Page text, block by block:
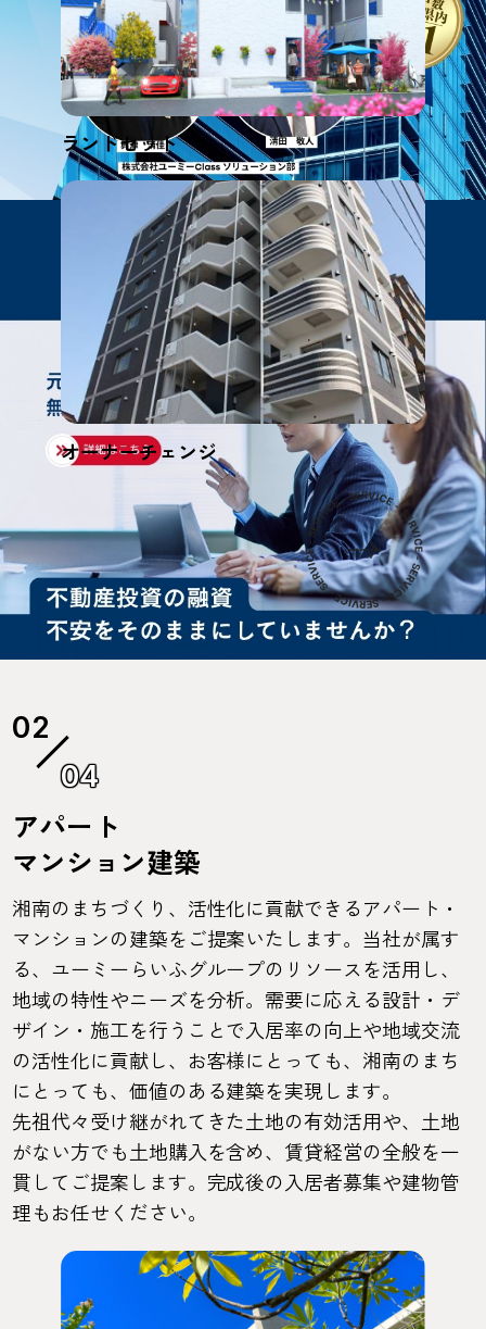
ランドセット
オーナーチェンジ
04
アパート
マンション建築
湘南のまちづくり、活性化に貢献できるアパート・
マンションの建築をご提案いたします。当社が属す
る、ユーミーらいふグループのリソースを活用し、
地域の特性やニーズを分析。需要に応える設計・デ
ザイン・施工を行うことで入居率の向上や地域交流
の活性化に貢献し、お客様にとっても、湘南のまち
にとっても、価値のある建築を実現します。
先祖代々受け継がれてきた土地の有効活用や、土地
がない方でも土地購入を含め、賃貸経営の全般を一
貫してご提案します。完成後の入居者募集や建物管
理もお任せください。